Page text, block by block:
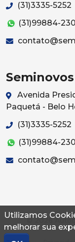
Utilizamos
melhorar sua
(31)3335-5252
(31)99884-
Avenida
Paquetá - Belo
(31)3335-5252
(31)99884-
© 2026